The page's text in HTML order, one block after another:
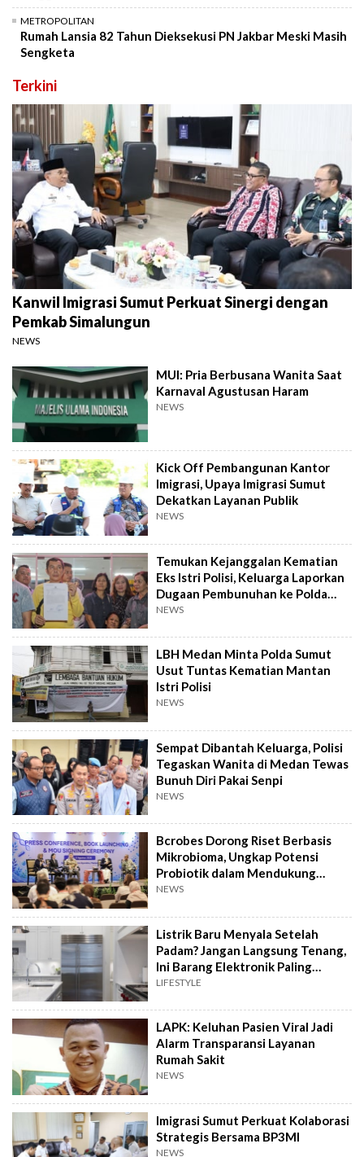
METROPOLITAN
Rumah Lansia 82 Tahun Dieksekusi PN Jakbar Meski Masih
Sengketa
Terkini
Kanwil Imigrasi Sumut Perkuat Sinergi dengan
Pemkab Simalungun
NEWS
MUI: Pria Berbusana Wanita Saat
Karnaval Agustusan Haram
NEWS
Kick Off Pembangunan Kantor
Imigrasi, Upaya Imigrasi Sumut
Dekatkan Layanan Publik
NEWS
Temukan Kejanggalan Kematian
Eks Istri Polisi, Keluarga Laporkan
Dugaan Pembunuhan ke Polda
Sumut
NEWS
LBH Medan Minta Polda Sumut
Usut Tuntas Kematian Mantan
Istri Polisi
NEWS
Sempat Dibantah Keluarga, Polisi
Tegaskan Wanita di Medan Tewas
Bunuh Diri Pakai Senpi
NEWS
Bcrobes Dorong Riset Berbasis
Mikrobioma, Ungkap Potensi
Probiotik dalam Mendukung
Terapi Jerawat
NEWS
Listrik Baru Menyala Setelah
Padam? Jangan Langsung Tenang,
Ini Barang Elektronik Paling
Rawan Rusak
LIFESTYLE
LAPK: Keluhan Pasien Viral Jadi
Alarm Transparansi Layanan
Rumah Sakit
NEWS
Imigrasi Sumut Perkuat Kolaborasi
Strategis Bersama BP3MI
NEWS